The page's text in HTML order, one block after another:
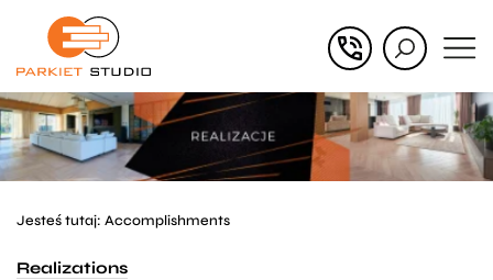
Przejdź
głównego
Przejdź
menu
w
stopce
Jesteś tutaj: Accomplishments
Realizations